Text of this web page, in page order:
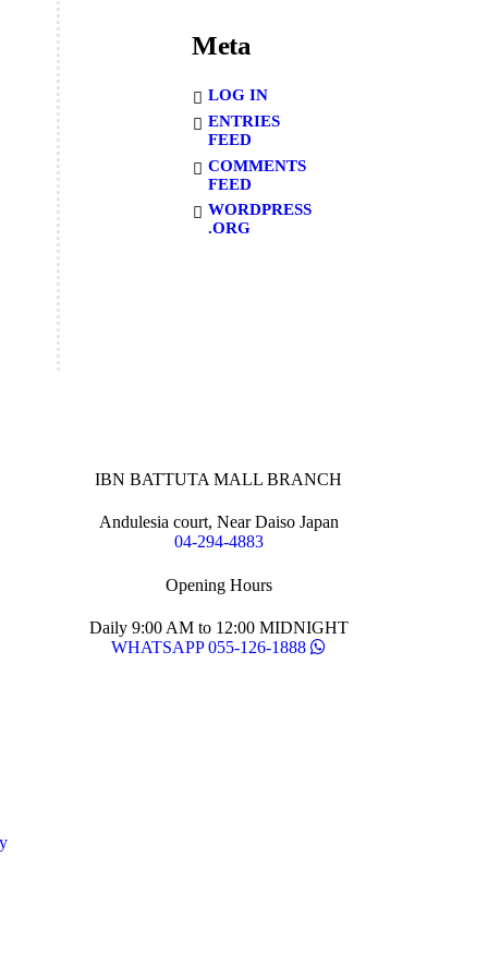
Meta
LOG IN
ENTRIES
FEED
COMMENTS
FEED
WORDPRESS
.ORG
IBN BATTUTA MALL BRANCH
Andulesia court, Near Daiso Japan
04-294-4883
Opening Hours
Daily 9:00 AM to 12:00 MIDNIGHT
WHATSAPP 055-126-1888